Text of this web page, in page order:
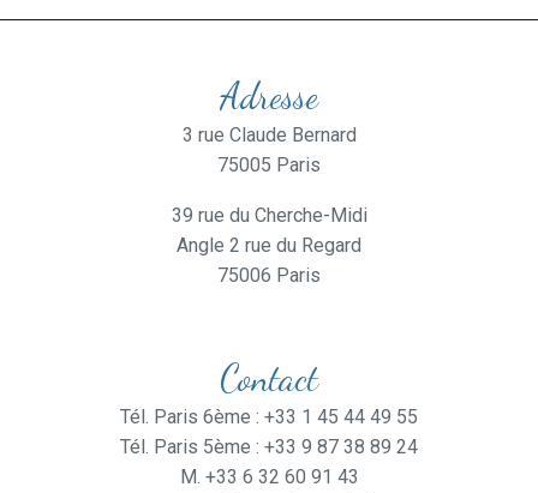
Adresse
3 rue Claude Bernard
75005 Paris
39 rue du Cherche-Midi
Angle 2 rue du Regard
75006 Paris
Contact
Tél. Paris 6ème : +33 1 45 44 49 55
Tél. Paris 5ème : +33 9 87 38 89 24
M. +33 6 32 60 91 43